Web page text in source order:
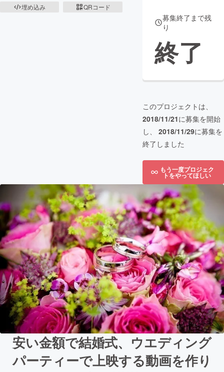
埋め込み
QRコード
募集終了まで残
り
終了
このプロジェクトは、
2018/11/21に募集を開始
し、 2018/11/29に募集を
終了しました
もう一度プロジェク
トをやってほしい
安い金額で結婚式、ウエディング
パーティーで上映する動画を作り